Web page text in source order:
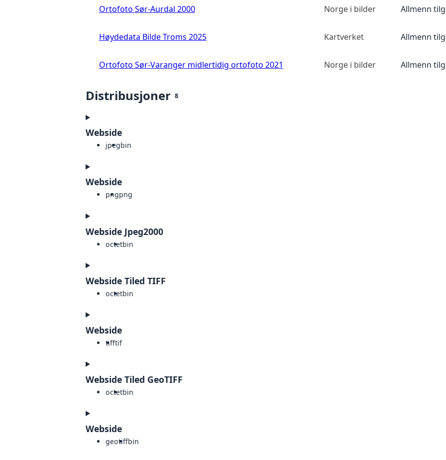
Ortofoto Sør-Aurdal 2000 Norge i bilder Allmenn
Høydedata Bilde Troms 2025 Kartverket Allmenn
Ortofoto Sør-Varanger midlertidig ortofoto 2021 Norge i bilder Allmenn
Distribusjoner 8
Webside
jpegbin
Webside
pngpng
Webside Jpeg2000
octetbin
Webside Tiled TIFF
octetbin
Webside
tifftif
Webside Tiled GeoTIFF
octetbin
Webside
geotiffbin